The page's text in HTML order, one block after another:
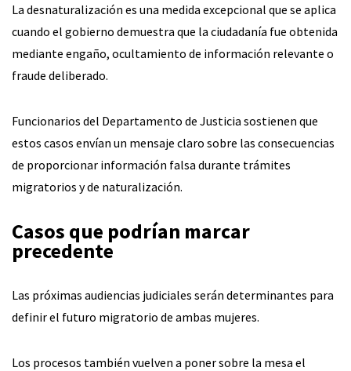
La desnaturalización es una medida excepcional que se aplica
cuando el gobierno demuestra que la ciudadanía fue obtenida
mediante engaño, ocultamiento de información relevante o
fraude deliberado.
Funcionarios del Departamento de Justicia sostienen que
estos casos envían un mensaje claro sobre las consecuencias
de proporcionar información falsa durante trámites
migratorios y de naturalización.
Casos que podrían marcar
precedente
Las próximas audiencias judiciales serán determinantes para
definir el futuro migratorio de ambas mujeres.
Los procesos también vuelven a poner sobre la mesa el